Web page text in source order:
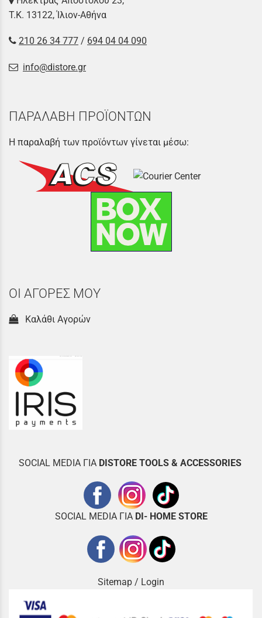
Τ.Κ. 13122, Ίλιον-Αθήνα
210 26 34 777 / 694 04 04 090
info@distore.gr
ΠΑΡΑΛΑΒΗ ΠΡΟΪΟΝΤΩΝ
Η παραλαβή των προϊόντων γίνεται μέσω:
ΟΙ ΑΓΟΡΕΣ ΜΟΥ
Καλάθι Αγορών
SOCIAL MEDIA ΓΙΑ DISTORE TOOLS & ACCESSORIES
SOCIAL MEDIA ΓΙΑ DI- HOME STORE
Sitemap / Login